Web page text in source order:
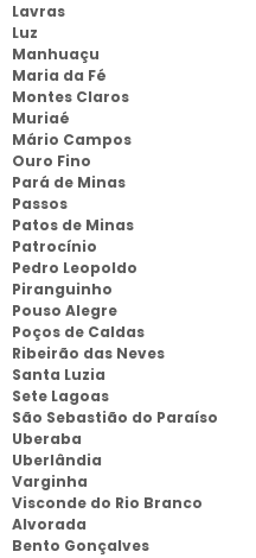
Lavras
Luz
Manhuaçu
Maria da Fé
Montes Claros
Muriaé
Mário Campos
Ouro Fino
Pará de Minas
Passos
Patos de Minas
Patrocínio
Pedro Leopoldo
Piranguinho
Pouso Alegre
Poços de Caldas
Ribeirão das Neves
Santa Luzia
Sete Lagoas
São Sebastião do Paraíso
Uberaba
Uberlândia
Varginha
Visconde do Rio Branco
Alvorada
Bento Gonçalves